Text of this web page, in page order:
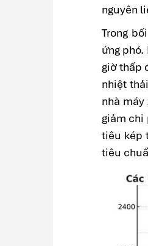
nguyên
Trong
ứng
giờ thấp
nhiệt
nhà
giảm chi
tiêu kép
tiêu